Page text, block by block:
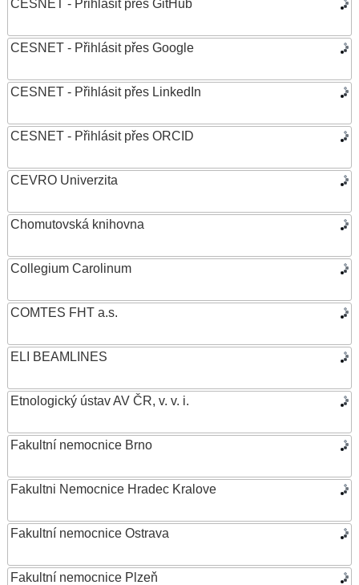
CESNET - Přihlásit přes GitHub
CESNET - Přihlásit přes Google
CESNET - Přihlásit přes LinkedIn
CESNET - Přihlásit přes ORCID
CEVRO Univerzita
Chomutovská knihovna
Collegium Carolinum
COMTES FHT a.s.
ELI BEAMLINES
Etnologický ústav AV ČR, v. v. i.
Fakultní nemocnice Brno
Fakultni Nemocnice Hradec Kralove
Fakultní nemocnice Ostrava
Fakultní nemocnice Plzeň